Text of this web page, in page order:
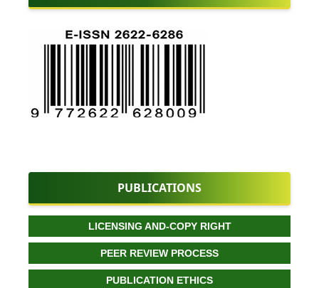
PUBLICATIONS
LICENSING AND-COPY RIGHT
PEER REVIEW PROCESS
PUBLICATION ETHICS